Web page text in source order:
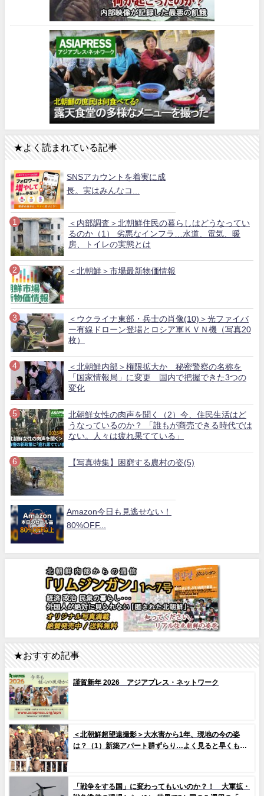
★よく読まれている記事
SNSアカウントを着実に成
長。実はみんなコ...
＜内部調査＞北朝鮮住民の暮らしはどうなってい
るのか（1） 劣悪なインフラ…水道、電気、暖
房、トイレの実態とは
＜北朝鮮＞市場最新物価情報
＜ウクライナ東部・兵士の肖像(10)＞光ファイバ
ー有線ドローン登場とロシア軍ＫＶＮ機（写真20
枚）
＜北朝鮮内部＞権限拡大か 秘密警察の名称を
「国家情報局」に変更 国内で把握できた3つの
変化
北朝鮮女性の肉声を聞く（2）今、住民生活はど
うなっているのか？ 「誰もが商売できる時代では
ない。人々は疲れ果てている」
【写真特集】困窮する農村の姿(5)
Amazon今日も見逃せない！
80%OFF...
★おすすめ記事
謹賀新年 2026 アジアプレス・ネットワーク
＜北朝鮮超望遠撮影＞大水害から1年、現地の今の姿
は？（1）新築アパート群ずらり…よく見ると早くもタ
「戦争をする国」に変わってもいいのか？！ 大軍拡・